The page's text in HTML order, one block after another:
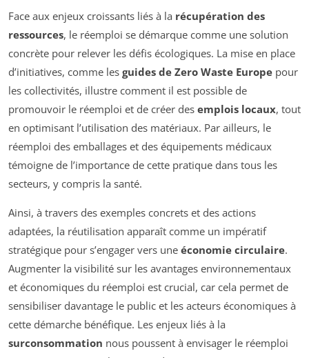
Face aux enjeux croissants liés à la récupération des
ressources, le réemploi se démarque comme une solution
concrète pour relever les défis écologiques. La mise en place
d’initiatives, comme les guides de Zero Waste Europe pour
les collectivités, illustre comment il est possible de
promouvoir le réemploi et de créer des emplois locaux, tout
en optimisant l’utilisation des matériaux. Par ailleurs, le
réemploi des emballages et des équipements médicaux
témoigne de l’importance de cette pratique dans tous les
secteurs, y compris la santé.
Ainsi, à travers des exemples concrets et des actions
adaptées, la réutilisation apparaît comme un impératif
stratégique pour s’engager vers une économie circulaire.
Augmenter la visibilité sur les avantages environnementaux
et économiques du réemploi est crucial, car cela permet de
sensibiliser davantage le public et les acteurs économiques à
cette démarche bénéfique. Les enjeux liés à la
surconsommation nous poussent à envisager le réemploi